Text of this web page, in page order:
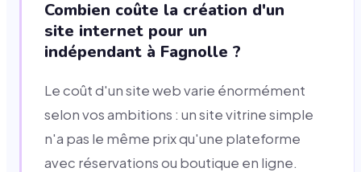
Combien coûte la création d'un
site internet pour un
indépendant à Fagnolle ?
Le coût d'un site web varie énormément
selon vos ambitions : un site vitrine simple
n'a pas le même prix qu'une plateforme
avec réservations ou boutique en ligne.